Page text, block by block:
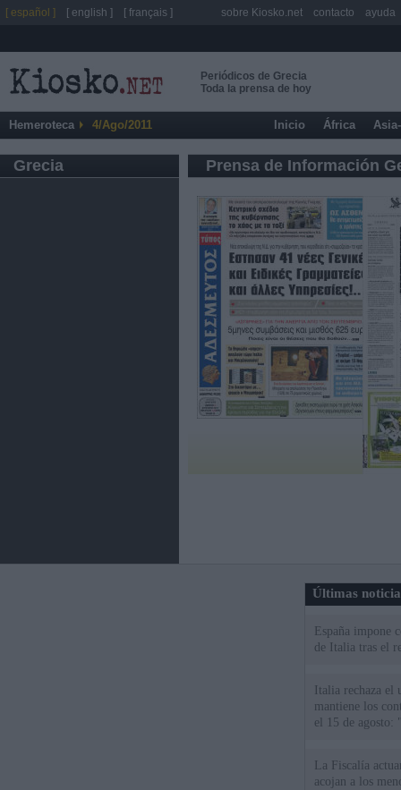
Periódicos de Grecia
Toda la prensa de hoy
Hemeroteca 4/Ago/2011 Inicio África
Grecia Prensa de Información
Últimas
España impone
de Italia tras el
Italia rechaza
mantiene los
el 15 de agosto:
La Fiscalía
acojan a los
[ español ] [ english ] [ français ] sobre Kiosko.net contacto ayuda